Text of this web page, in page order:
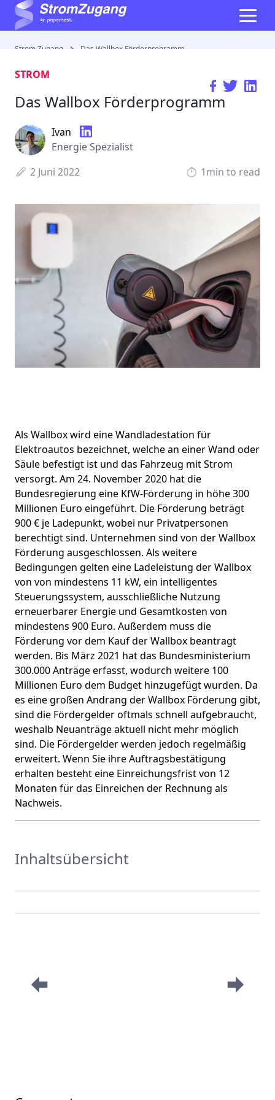
Strom Zugang Das Wallbox Förderprogramm
STROM
Das Wallbox Förderprogramm
Ivan
Energie Spezialist
2 Juni 2022
1min to read
Inhaltsübersicht
Als Wallbox wird eine Wandladestation für
Elektroautos bezeichnet, welche an einer Wand oder
Säule befestigt ist und das Fahrzeug mit Strom
versorgt. Am 24. November 2020 hat die
Bundesregierung eine KfW-Förderung in höhe 300
Millionen Euro eingeführt. Die Förderung beträgt
900 € je Ladepunkt, wobei nur Privatpersonen
berechtigt sind. Unternehmen sind von der Wallbox
Förderung ausgeschlossen. Als weitere
Bedingungen gelten eine Ladeleistung der Wallbox
von von mindestens 11 kW, ein intelligentes
Steuerungssystem, ausschließliche Nutzung
erneuerbarer Energie und Gesamtkosten von
mindestens 900 Euro. Außerdem muss die
Förderung vor dem Kauf der Wallbox beantragt
werden. Bis März 2021 hat das Bundesministerium
300.000 Anträge erfasst, wodurch weitere 100
Millionen Euro dem Budget hinzugefügt wurden. Da
es eine großen Andrang der Wallbox Förderung gibt,
sind die Fördergelder oftmals schnell aufgebraucht,
weshalb Neuanträge aktuell nicht mehr möglich
sind. Die Fördergelder werden jedoch regelmäßig
erweitert. Wenn Sie ihre Auftragsbestätigung
erhalten besteht eine Einreichungsfrist von 12
Monaten für das Einreichen der Rechnung als
Nachweis.